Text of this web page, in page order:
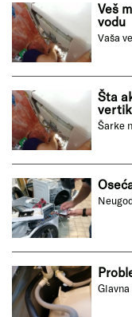
Veš
vodu
Vaša
Šta
Šarke
Glavna